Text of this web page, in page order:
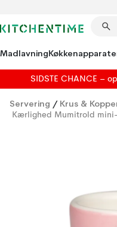
Madlavning
SIDSTE CHANCE –
Servering / Krus &
Kærlighed Mumitrold